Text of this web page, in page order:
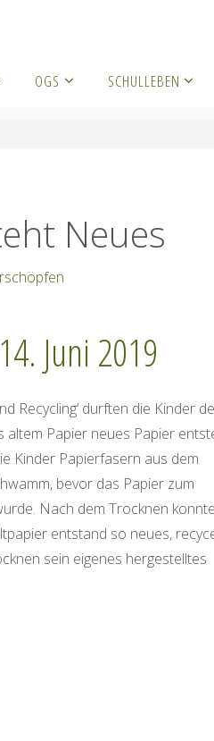
OGS SCHULLEBEN
Neues
Juni 2019
Recycling‘ durften die Kinder
Papier neues Papier
Kinder Papierfasern aus dem
bevor das Papier zum
Nach dem Trocknen
entstand so neues,
sein eigenes hergestelltes